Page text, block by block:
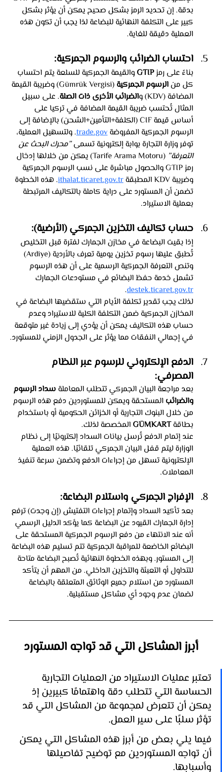
بدقة. إن تحديد الرمز بشكل صحيح يمكن أن يؤثر بشكل
كبير على التكلفة النهائية للبضاعة لذا يجب أن تكون هذه
العملية دقيقة للغاية.
احتساب الضرائب والرسوم الجمركية:
بناءً على رمز GTIP والقيمة الجمركية للسلعة يتم احتساب
كل من الرسوم الجمركية
(Gümrük Vergisi) وضريبة القيمة
المضافة (KDV) و
الضرائب الأخرى ذات الصلة. على سبيل
المثال تُحتسب ضريبة القيمة المضافة في تركيا على
أساس قيمة CIF (الكلفة+التأمين+الشحن) بالإضافة إلى
الرسوم الجمركية المفروضة trade.gov. ولتسهيل العملية،
توفر وزارة التجارة بوابة إلكترونية تسمى ”محرك البحث عن
التعرفة”
(Tarife Arama Motoru) يمكن من خلالها إدخال
رمز GTIP والحصول مباشرة على نسب الرسوم الجمركية
وضريبة KDV المطبقة
ithalat.ticaret.gov.tr. هذه الخطوة
تضمن أن المستورد على دراية كاملة بالتكاليف المرتبطة
بعملية الاستيراد.
حساب تكاليف التخزين الجمركي (الأرضية):
إذا بقيت البضاعة في مخازن الجمارك لفترة قبل التخليص
تُطبق عليها رسوم تخزين يومية تعرف بالأردية (Ardiye)
وتنص التعرفة الجمركية الرسمية على أن هذه الرسوم
تشمل خدمة حفظ البضائع في مستودعات الجمارك
destek.ticaret.gov.tr
.
لذلك يجب تقدير تكلفة الأيام التي ستقضيها البضاعة في
المخازن الجمركية ضمن التكلفة الكلية للاستيراد وعدم
حساب هذه التكاليف يمكن أن يؤدي إلى زيادة غير متوقعة
في إجمالي النفقات مما يؤثر على الجدول الزمني للمستورد.
الدفع الإلكتروني للرسوم عبر النظام
المصرفي:
بعد مراجعة البيان الجمركي تتطلب المعاملة سداد الرسوم
والضرائب المستحقة ويمكن للمستوردين دفع هذه الرسوم
من خلال البنوك التجارية أو الخزائن الحكومية أو باستخدام
بطاقة GÜMKART المخصصة لذلك.
عند إتمام الدفع تُرسل بيانات السداد إلكترونيًا إلى نظام
الوزارة ليتم قفل البيان الجمركي تلقائيًا. هذه العملية
الإلكترونية تسهل من إجراءات الدفع وتضمن سرعة تنفيذ
المعاملات.
الإفراج الجمركي واستلام البضاعة:
بعد تأكيد السداد وإتمام إجراءات التفتيش (إن وجدت) ترفع
إدارة الجمارك القيود عن البضاعة كما يؤكد الدليل الرسمي
أنه عند الانتهاء من دفع الرسوم الجمركية المستحقة على
البضائع الخاضعة للمراقبة الجمركية تتم تسليم هذه البضاعة
إلى المستور. وبهذه الخطوة النهائية تُصبح البضاعة متاحة
للتداول أو التعبئة والتخزين الداخلي. من المهم أن يتأكد
المستورد من استلام جميع الوثائق المتعلقة بالبضاعة
لضمان عدم وجود أي مشاكل مستقبلية.
أبرز المشاكل التي قد تواجه المستورد
تعتبر عمليات الاستيراد من العمليات التجارية
الحساسة التي تتطلب دقة واهتمامًا كبيرين إذ
يمكن أن تتعرض لمجموعة من المشاكل التي قد
تؤثر سلبًا على سير العمل.
فيما يلي بعض من أبرز هذه المشاكل التي يمكن
أن تواجه المستوردين مع توضيح تفاصيلها
وأسبابها.